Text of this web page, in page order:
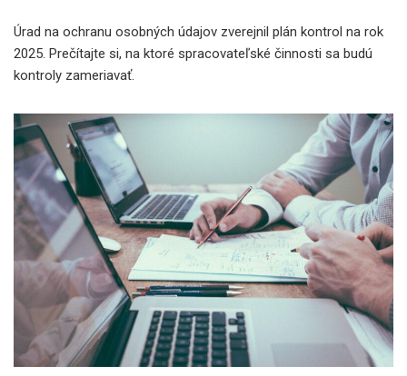
Úrad na ochranu osobných údajov zverejnil plán kontrol na rok
2025. Prečítajte si, na ktoré spracovateľské činnosti sa budú
kontroly zameriavať.